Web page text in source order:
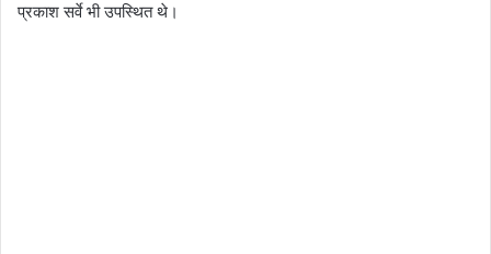
प्रकाश सर्वे भी उपस्थित थे।